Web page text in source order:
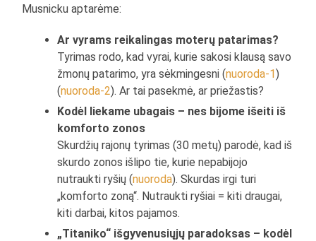
Musnicku aptarėme:
Ar vyrams reikalingas moterų patarimas?
Tyrimas rodo, kad vyrai, kurie sakosi klausą savo
žmonų patarimo, yra sėkmingesni (nuoroda-1)
(nuoroda-2). Ar tai pasekmė, ar priežastis?
Kodėl liekame ubagais – nes bijome išeiti iš
komforto zonos
Skurdžių rajonų tyrimas (30 metų) parodė, kad iš
skurdo zonos išlipo tie, kurie nepabijojo
nutraukti ryšių (nuoroda). Skurdas irgi turi
„komforto zoną“. Nutraukti ryšiai = kiti draugai,
kiti darbai, kitos pajamos.
„Titaniko“ išgyvenusiųjų paradoksas – kodėl